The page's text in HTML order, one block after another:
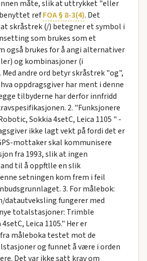
måte, slik at uttrykket "eller
refFOA § 8-3(4). Det
skråstrek (/) betegner et symbol i
som brukes som et
også brukes for å angi alternativer
og kombinasjoner (i
andre ord betyr skråstrek "og",
oppdragsgiver har ment i denne
tilbyderne har derfor innfridd
2. "Funksjonere
Sokkia 4setC, Leica 1105 " -
ikke lagt vekt på fordi det er
mottaker skal kommunisere
fra 1993, slik at ingen
til å oppftlle en slik
setningen kom frem i feil
3. For målebok:
datautveksling fungerer med
totalstasjoner: Trimble
Leica 1105." Her er
måleboka testet mot de
og funnet å være i orden
Det var ikke satt krav om